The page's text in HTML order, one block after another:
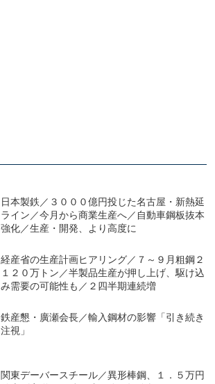
日本製鉄／３０００億円投じた名古屋・新熱延
ライン／今月から商業生産へ／自動車鋼板抜本
強化／生産・開発、より高度に
経産省の生産計画ヒアリング／７～９月粗鋼２
１２０万トン／半製品生産が押し上げ、駆け込
み需要の可能性も／２四半期連続増
鉄産懇・廣瀬会長／輸入鋼材の影響「引き続き
注視」
関東デーバースチール／異形棒鋼、１．５万円